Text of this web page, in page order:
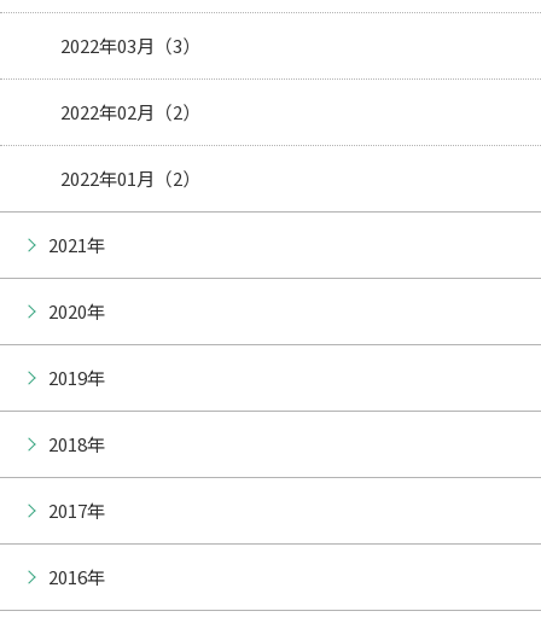
2022年03月（3）
2022年02月（2）
2022年01月（2）
2021年
2020年
2019年
2018年
2017年
2016年